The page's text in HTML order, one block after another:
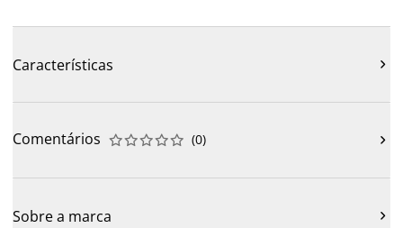
Características 
Comentários 




 (0) 
Sobre a marca 